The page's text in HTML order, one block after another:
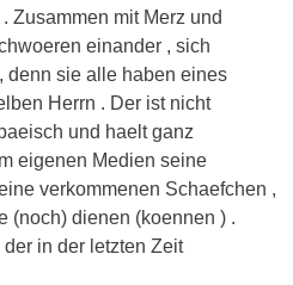
Zusammen mit Merz und
einander , sich
denn sie alle haben eines
Herrn . Der ist nicht
und haelt ganz
eigenen Medien seine
verkommenen Schaefchen ,
(noch) dienen (koennen ) .
in der letzten Zeit